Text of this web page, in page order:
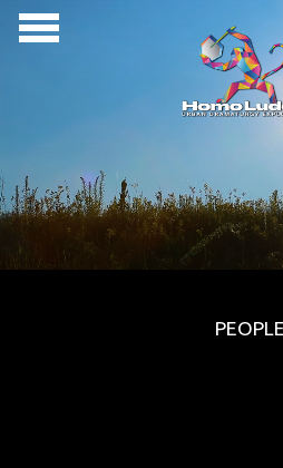
PEOPLE